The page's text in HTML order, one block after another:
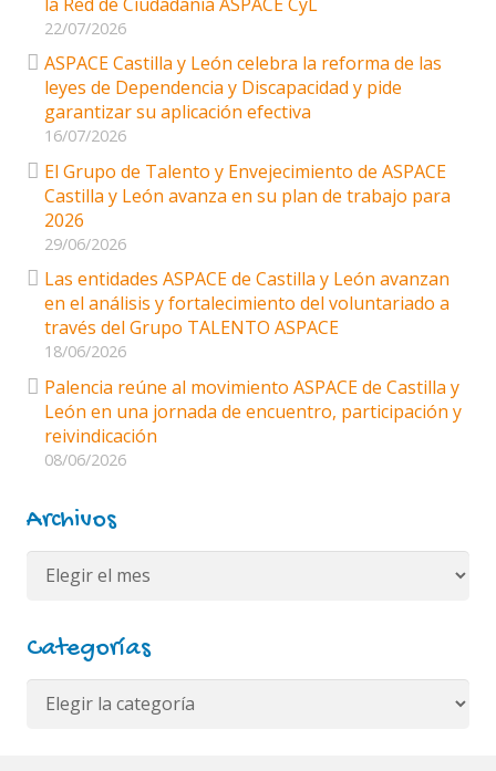
22/07/2026
ASPACE Castilla y León celebra la reforma de las
leyes de Dependencia y Discapacidad y pide
garantizar su aplicación efectiva
16/07/2026
El Grupo de Talento y Envejecimiento de ASPACE
Castilla y León avanza en su plan de trabajo para
2026
29/06/2026
Las entidades ASPACE de Castilla y León avanzan
en el análisis y fortalecimiento del voluntariado a
través del Grupo TALENTO ASPACE
18/06/2026
Palencia reúne al movimiento ASPACE de Castilla y
León en una jornada de encuentro, participación y
reivindicación
08/06/2026
Archivos
Archivos
Categorías
Categorías